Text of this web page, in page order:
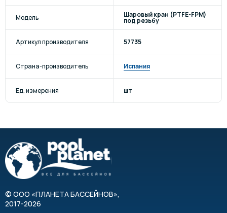
Модель Шаровый кран (PTFE-FPM)
под резьбу
Артикул производителя 57735
Страна-производитель Испания
Ед. измерения шт
© ООО «ПЛАНЕТА БАССЕЙНОВ»,
2017-2026